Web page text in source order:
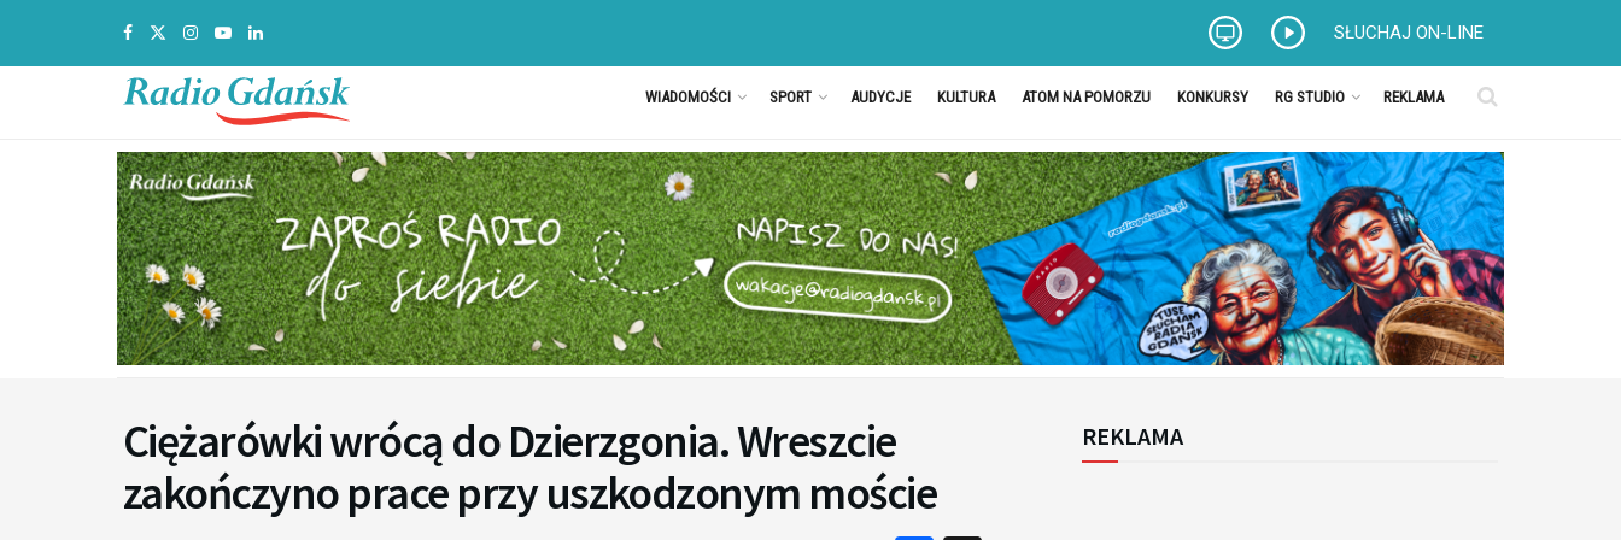
SŁUCHAJ ON-LINE
WIADOMOŚCI SPORT AUDYCJE KULTURA ATOM NA POMORZU KONKURSY RG STUDIO REKLAMA
Ciężarówki wrócą do Dzierzgonia. Wreszcie
zakończyno prace przy uszkodzonym moście
REKLAMA